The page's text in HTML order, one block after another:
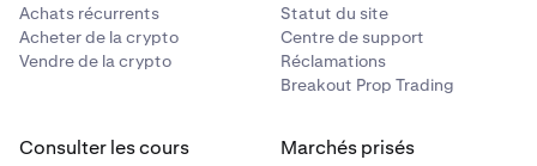
raison d'une liquidité de marché insuffisante au moment
de l'exécution.
Achats récurrents
Acheter de la crypto
Vendre de la crypto
Statut du site
Centre de support
Réclamations
Breakout Prop Trading
Consulter les cours Marchés prisés